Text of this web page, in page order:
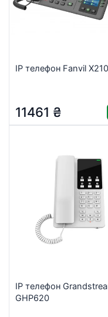
IP телефон Fanvil X210
11461 ₴
IP телефон
GHP620